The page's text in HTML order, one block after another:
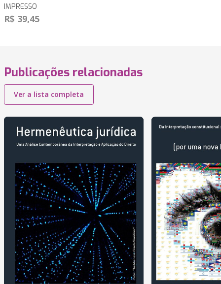
IMPRESSO
R$ 39,45
Publicações relacionadas
Ver a lista completa